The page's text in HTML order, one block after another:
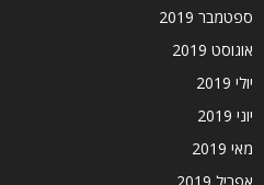
ספטמבר 2019
אוגוסט 2019
יולי 2019
יוני 2019
מאי 2019